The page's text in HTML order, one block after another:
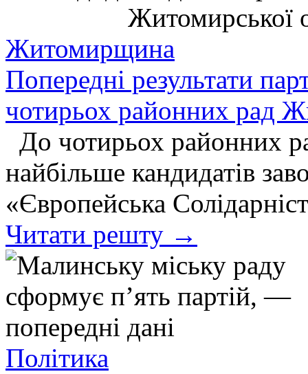
Житомирщина
Попередні результати
чотирьох районних рад
До чотирьох районних
найбільше кандидатів
«Європейська
Читати решту →
Політика